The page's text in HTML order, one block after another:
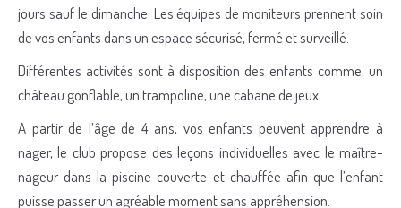
jours sauf le dimanche. Les équipes de moniteurs prennent soin
de vos enfants dans un espace sécurisé, fermé et surveillé.
Différentes activités sont à disposition des enfants comme, un
château gonflable, un trampoline, une cabane de jeux.
A partir de l’âge de 4 ans, vos enfants peuvent apprendre à
nager, le club propose des leçons individuelles avec le maître-
nageur dans la piscine couverte et chauffée afin que l’enfant
puisse passer un agréable moment sans appréhension.